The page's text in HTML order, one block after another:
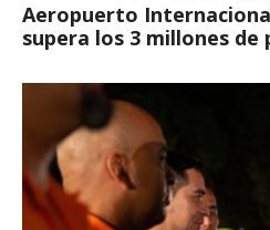
Aeropuerto
supera los 3 millones